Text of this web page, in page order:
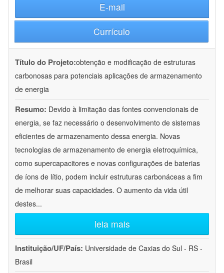
E-mail
Currículo
Título do Projeto:obtenção e modificação de estruturas
carbonosas para potenciais aplicações de armazenamento
de energia
Resumo: Devido à limitação das fontes convencionais de
energia, se faz necessário o desenvolvimento de sistemas
eficientes de armazenamento dessa energia. Novas
tecnologias de armazenamento de energia eletroquímica,
como supercapacitores e novas configurações de baterias
de íons de lítio, podem incluir estruturas carbonáceas a fim
de melhorar suas capacidades. O aumento da vida útil
destes...
leia mais
Instituição/UF/País: Universidade de Caxias do Sul - RS -
Brasil